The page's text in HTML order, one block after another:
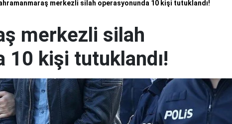
merkezli silah operasyonunda 10 kişi tutuklandı!
merkezli silah
10 kişi tutuklandı!